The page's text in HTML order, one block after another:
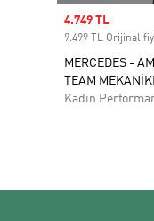
Sale price
4.749 TL
9.499 TL Orijinal
MERCEDES -
TEAM
Kadın